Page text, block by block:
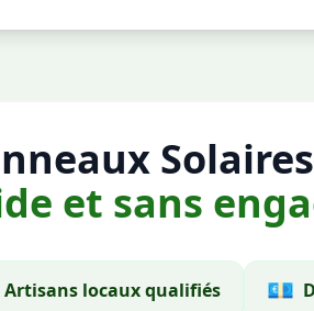
Solaires
et sans
Artisans locaux qualifiés 💶